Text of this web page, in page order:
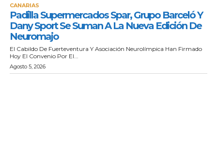
CANARIAS
Padilla Supermercados Spar, Grupo Barceló Y
Dany Sport Se Suman A La Nueva Edición De
Neuromajo
El Cabildo De Fuerteventura Y Asociación Neurolímpica Han Firmado
Hoy El Convenio Por El...
Agosto 5, 2026